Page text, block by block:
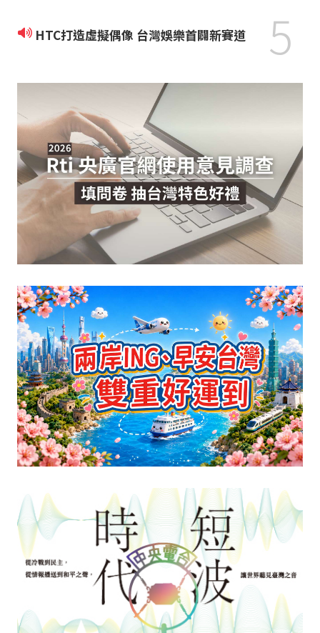
HTC打造虛擬偶像 台灣娛樂首闢新賽道 5